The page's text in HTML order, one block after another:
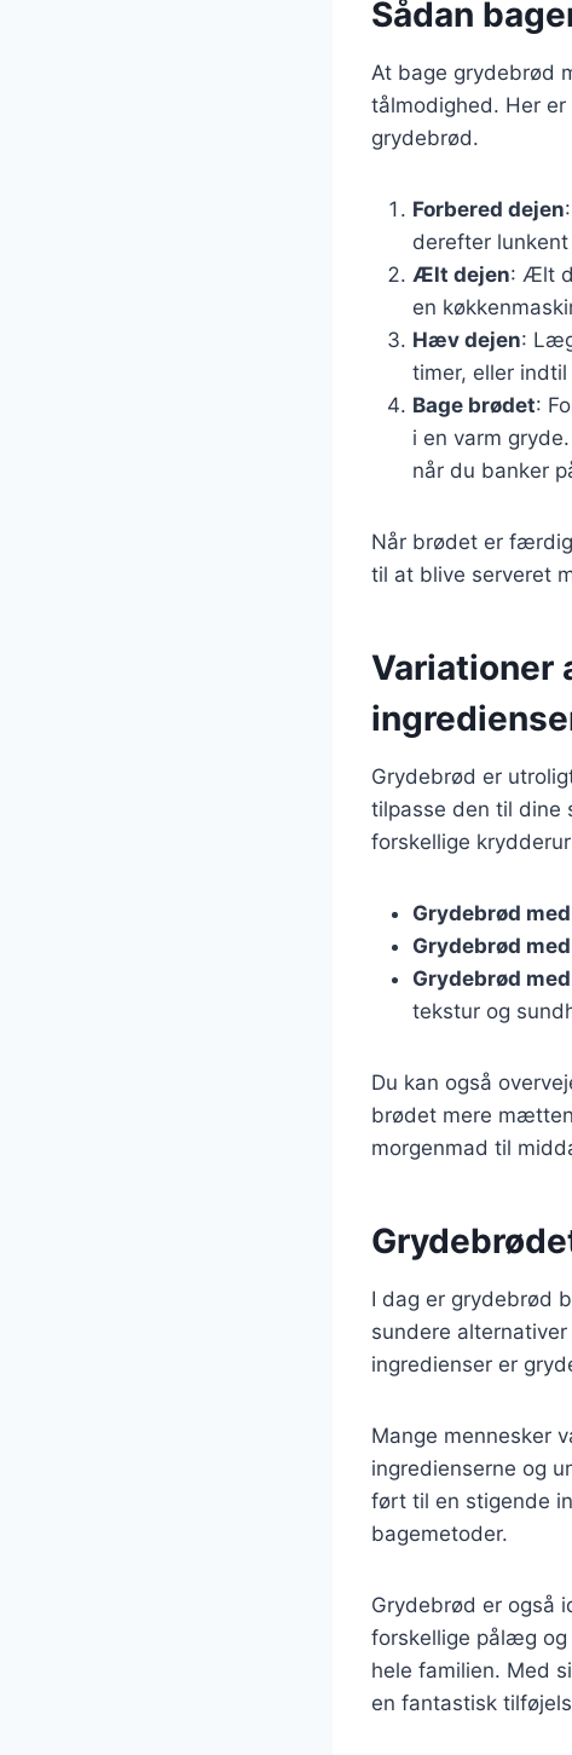
Sådan
At bage grydebrød
tålmodighed. Her
grydebrød.
Forbered dejen
derefter
Ælt dejen: Ælt
en
Hæv dejen:
timer, eller
Bage brødet:
i en varm
når du banker
Når brødet er
til at blive serveret
Variationer
Grydebrød er
tilpasse den til dine
forskellige
Grydebrød
Grydebrød
Grydebrød
tekstur og
Du kan også
brødet mere
morgenmad til
I dag er grydebrød
sundere
ingredienser er
Mange mennesker
ingredienserne og
ført til en stigende
bagemetoder.
Grydebrød er også
forskellige pålæg
hele familien. Med
en fantastisk